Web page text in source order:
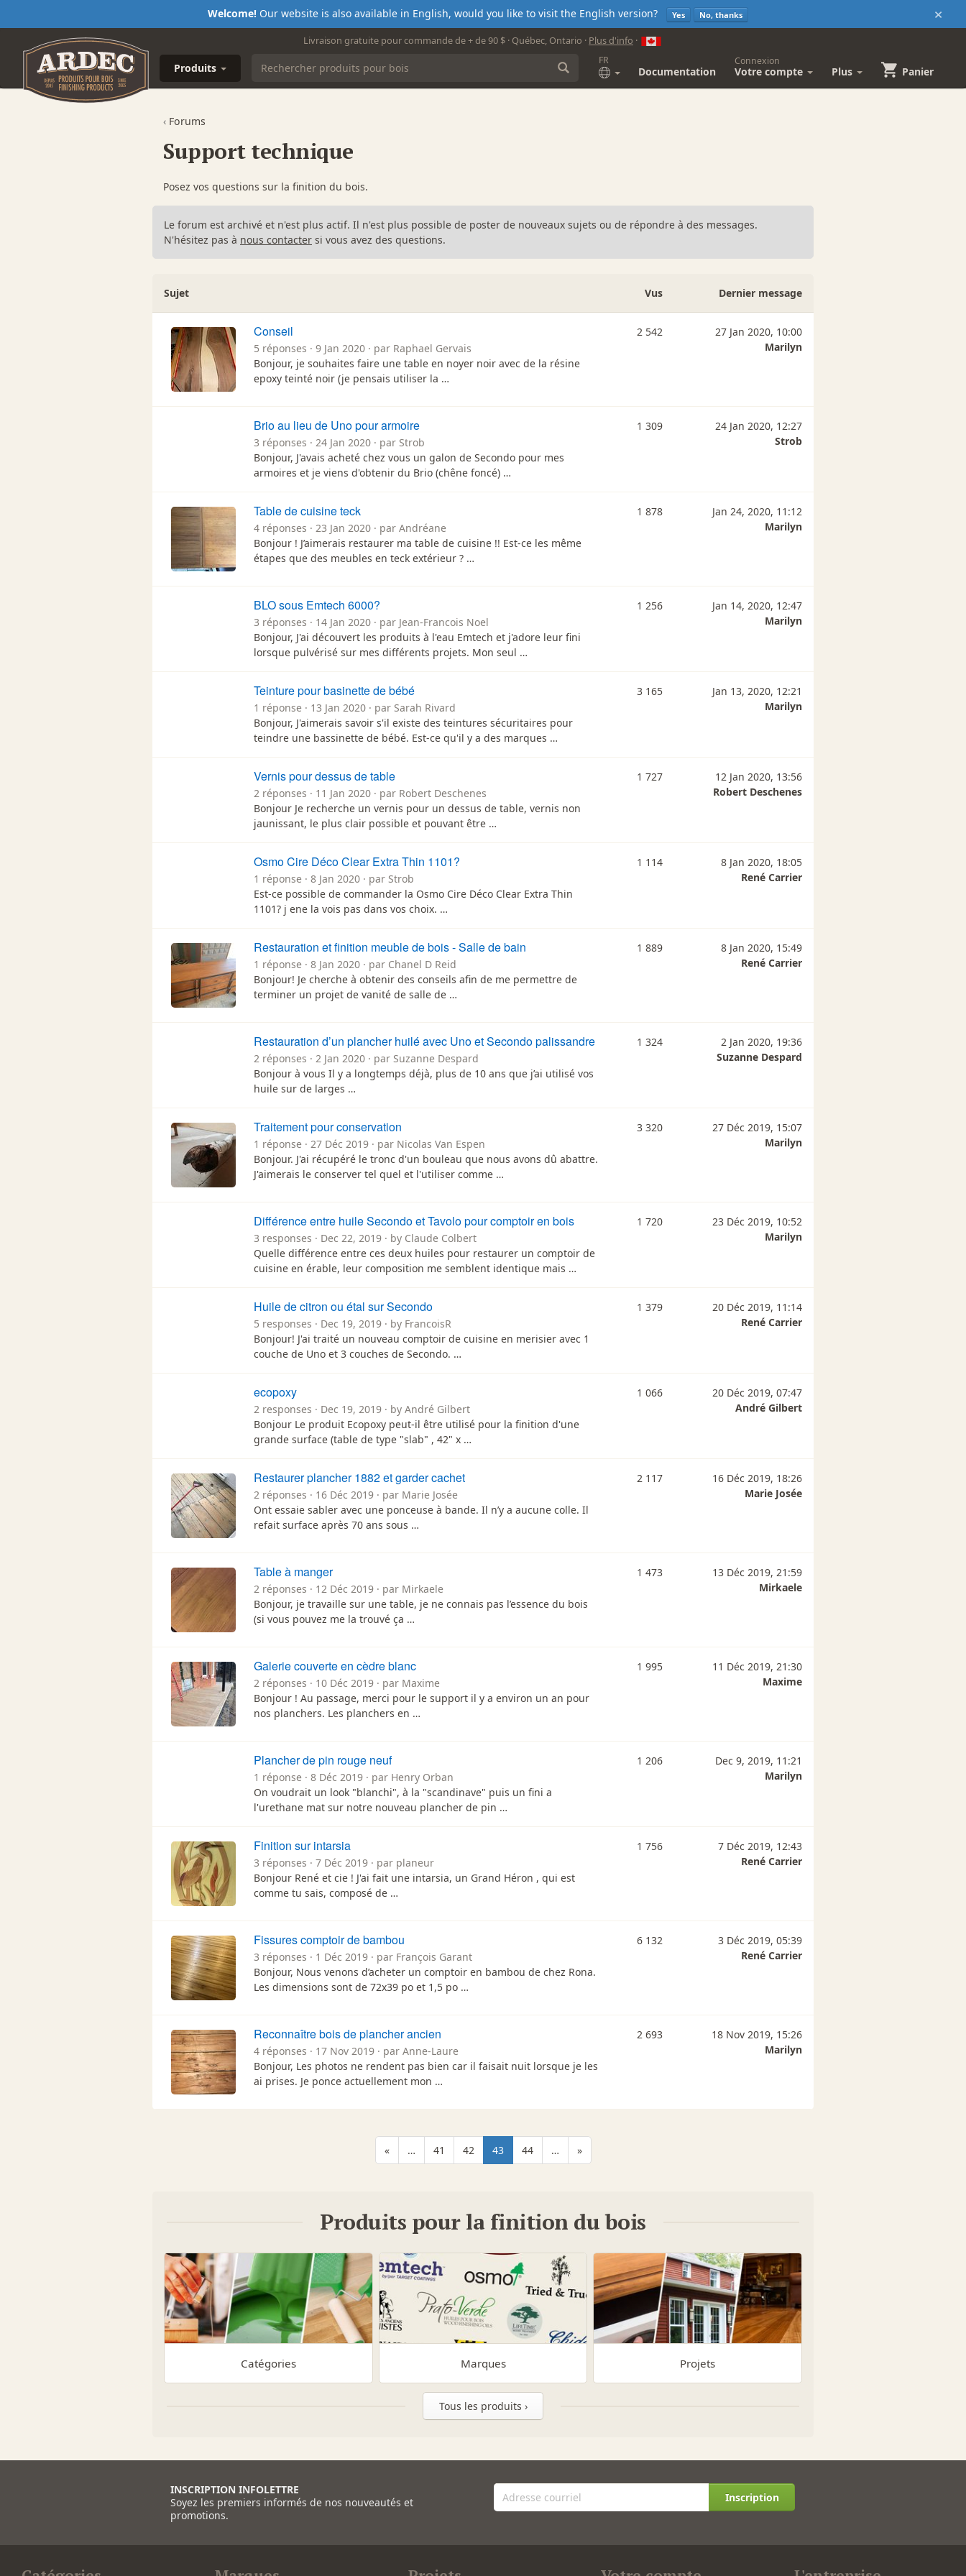
×
Welcome!Our website is also available in English, would you like to visit the English version? Yes No, thanks
Livraison gratuite pour commande de + de 90 $ · Québec, Ontario · Plus d'info ·
Produits
FR
Documentation
Connexion
Votre compte Plus Panier
‹ Forums
Support technique
Posez vos questions sur la finition du bois.
Le forum est archivé et n'est plus actif. Il n'est plus possible de poster de nouveaux sujets ou de répondre à des messages.
N'hésitez pas à nous contacter si vous avez des questions.
Sujet Vus Dernier message
Conseil
5 réponses · 9 Jan 2020 · par Raphael Gervais
Bonjour, je souhaites faire une table en noyer noir avec de la résine
epoxy teinté noir (je pensais utiliser la …
2 542
27 Jan 2020, 10:00
Marilyn
Brio au lieu de Uno pour armoire
3 réponses · 24 Jan 2020 · par Strob
Bonjour, J'avais acheté chez vous un galon de Secondo pour mes
armoires et je viens d'obtenir du Brio (chêne foncé) …
1 309
24 Jan 2020, 12:27
Strob
Table de cuisine teck
4 réponses · 23 Jan 2020 · par Andréane
Bonjour ! J’aimerais restaurer ma table de cuisine !! Est-ce les même
étapes que des meubles en teck extérieur ? …
1 878
Jan 24, 2020, 11:12
Marilyn
BLO sous Emtech 6000?
3 réponses · 14 Jan 2020 · par Jean-Francois Noel
Bonjour, J'ai découvert les produits à l'eau Emtech et j'adore leur fini
lorsque pulvérisé sur mes différents projets. Mon seul …
1 256
Jan 14, 2020, 12:47
Marilyn
Teinture pour basinette de bébé
1 réponse · 13 Jan 2020 · par Sarah Rivard
Bonjour, J'aimerais savoir s'il existe des teintures sécuritaires pour
teindre une bassinette de bébé. Est-ce qu'il y a des marques …
3 165
Jan 13, 2020, 12:21
Marilyn
Vernis pour dessus de table
2 réponses · 11 Jan 2020 · par Robert Deschenes
Bonjour Je recherche un vernis pour un dessus de table, vernis non
jaunissant, le plus clair possible et pouvant être …
1 727
12 Jan 2020, 13:56
Robert Deschenes
Osmo Cire Déco Clear Extra Thin 1101?
1 réponse · 8 Jan 2020 · par Strob
Est-ce possible de commander la Osmo Cire Déco Clear Extra Thin
1101? j ene la vois pas dans vos choix. …
1 114
8 Jan 2020, 18:05
René Carrier
Restauration et finition meuble de bois - Salle de bain
1 réponse · 8 Jan 2020 · par Chanel D Reid
Bonjour! Je cherche à obtenir des conseils afin de me permettre de
terminer un projet de vanité de salle de …
1 889
8 Jan 2020, 15:49
René Carrier
Restauration d’un plancher huilé avec Uno et Secondo palissandre
2 réponses · 2 Jan 2020 · par Suzanne Despard
Bonjour à vous Il y a longtemps déjà, plus de 10 ans que j’ai utilisé vos
huile sur de larges …
1 324
2 Jan 2020, 19:36
Suzanne Despard
Traitement pour conservation
1 réponse · 27 Déc 2019 · par Nicolas Van Espen
Bonjour. J'ai récupéré le tronc d'un bouleau que nous avons dû abattre.
J'aimerais le conserver tel quel et l'utiliser comme …
3 320
27 Déc 2019, 15:07
Marilyn
Différence entre huile Secondo et Tavolo pour comptoir en bois
3 responses · Dec 22, 2019 · by Claude Colbert
Quelle différence entre ces deux huiles pour restaurer un comptoir de
cuisine en érable, leur composition me semblent identique mais …
1 720
23 Déc 2019, 10:52
Marilyn
Huile de citron ou étal sur Secondo
5 responses · Dec 19, 2019 · by FrancoisR
Bonjour! J'ai traité un nouveau comptoir de cuisine en merisier avec 1
couche de Uno et 3 couches de Secondo. …
1 379
20 Déc 2019, 11:14
René Carrier
ecopoxy
2 responses · Dec 19, 2019 · by André Gilbert
Bonjour Le produit Ecopoxy peut-il être utilisé pour la finition d'une
grande surface (table de type "slab" , 42" x …
1 066
20 Déc 2019, 07:47
André Gilbert
Restaurer plancher 1882 et garder cachet
2 réponses · 16 Déc 2019 · par Marie Josée
Ont essaie sabler avec une ponceuse à bande. Il n’y a aucune colle. Il
refait surface après 70 ans sous …
2 117
16 Déc 2019, 18:26
Marie Josée
Table à manger
2 réponses · 12 Déc 2019 · par Mirkaele
Bonjour, je travaille sur une table, je ne connais pas l’essence du bois
(si vous pouvez me la trouvé ça …
1 473
13 Déc 2019, 21:59
Mirkaele
Galerie couverte en cèdre blanc
2 réponses · 10 Déc 2019 · par Maxime
Bonjour ! Au passage, merci pour le support il y a environ un an pour
nos planchers. Les planchers en …
1 995
11 Déc 2019, 21:30
Maxime
Plancher de pin rouge neuf
1 réponse · 8 Déc 2019 · par Henry Orban
On voudrait un look "blanchi", à la "scandinave" puis un fini a
l'urethane mat sur notre nouveau plancher de pin …
1 206
Dec 9, 2019, 11:21
Marilyn
Finition sur intarsia
3 réponses · 7 Déc 2019 · par planeur
Bonjour René et cie ! J'ai fait une intarsia, un Grand Héron , qui est
comme tu sais, composé de …
1 756
7 Déc 2019, 12:43
René Carrier
Fissures comptoir de bambou
3 réponses · 1 Déc 2019 · par François Garant
Bonjour, Nous venons d’acheter un comptoir en bambou de chez Rona.
Les dimensions sont de 72x39 po et 1,5 po …
6 132
3 Déc 2019, 05:39
René Carrier
Reconnaître bois de plancher ancien
4 réponses · 17 Nov 2019 · par Anne-Laure
Bonjour, Les photos ne rendent pas bien car il faisait nuit lorsque je les
ai prises. Je ponce actuellement mon …
2 693
18 Nov 2019, 15:26
Marilyn
« … 41 42 43 44 … »
Produits pour la finition du bois
Catégories Marques Projets
Tous les produits ›
INSCRIPTION INFOLETTRE
Soyez les premiers informés de nos nouveautés et
promotions.
Inscription